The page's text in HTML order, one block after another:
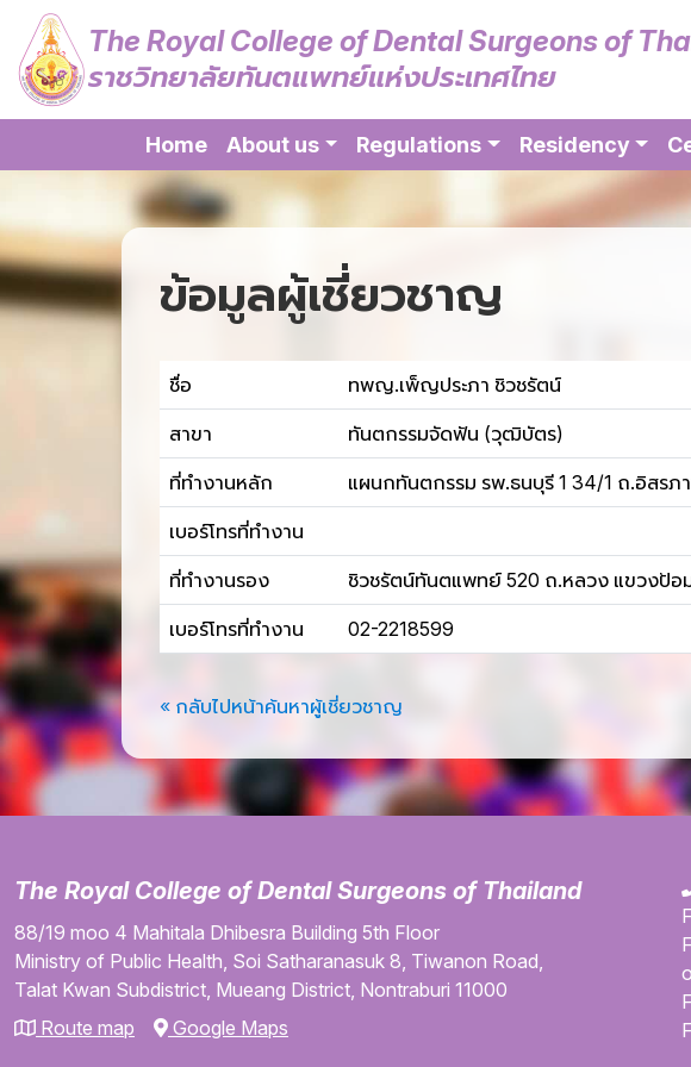
The Royal College of Dental Surgeons of
ราชวิทยาลัยทันตแพทย์แห่งประเทศไทย
Home About us Regulations Residency
ข้อมูลผู้เชี่ยวชาญ
ชื่อ ทพญ.เพ็ญประภา ชิวชรัตน์
สาขา ทันตกรรมจัดฟัน (วุฒิบัตร)
ที่ทำงานหลัก แผนกทันตกรรม รพ.ธนบุรี 1 34/1 ถ.อิสร
เบอร์โทรที่ทำงาน
ที่ทำงานรอง ชิวชรัตน์ทันตแพทย์ 520 ถ.หลวง แขวงป้อ
เบอร์โทรที่ทำงาน 02-2218599
« กลับไปหน้าค้นหาผู้เชี่ยวชาญ
The Royal College of Dental Surgeons of Thailand
88/19 moo 4 Mahitala Dhibesra Building 5th Floor
Ministry of Public Health, Soi Satharanasuk 8, Tiwanon Road,
Talat Kwan Subdistrict, Mueang District, Nontraburi 11000
Route map
Google Maps